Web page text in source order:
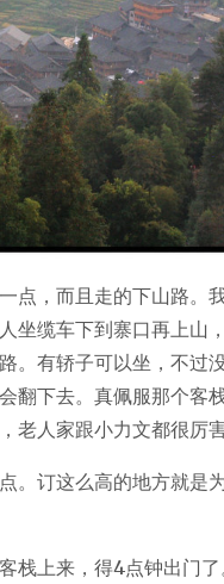
点，而且走的下山路。
坐缆车下到寨口再上山
。有轿子可以坐，不过
翻下去。真佩服那个客
人家跟小力文都很厉
。订这么高的地方就是
栈上来，得4点钟出门